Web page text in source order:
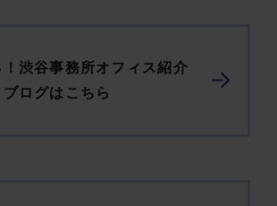
渋谷事務所オフィス紹介
ブログはこちら